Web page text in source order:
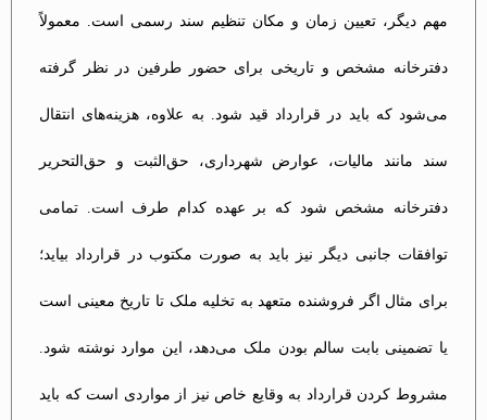
مهم دیگر، تعیین زمان و مکان تنظیم سند رسمی است. معمولاً
دفترخانه مشخص و تاریخی برای حضور طرفین در نظر گرفته
می‌شود که باید در قرارداد قید شود. به علاوه، هزینه‌های انتقال
سند مانند مالیات، عوارض شهرداری، حق‌الثبت و حق‌التحریر
دفترخانه مشخص شود که بر عهده کدام طرف است. تمامی
توافقات جانبی دیگر نیز باید به صورت مکتوب در قرارداد بیاید؛
برای مثال اگر فروشنده متعهد به تخلیه ملک تا تاریخ معینی است
یا تضمینی بابت سالم بودن ملک می‌دهد، این موارد نوشته شود.
مشروط کردن قرارداد به وقایع خاص نیز از مواردی است که باید